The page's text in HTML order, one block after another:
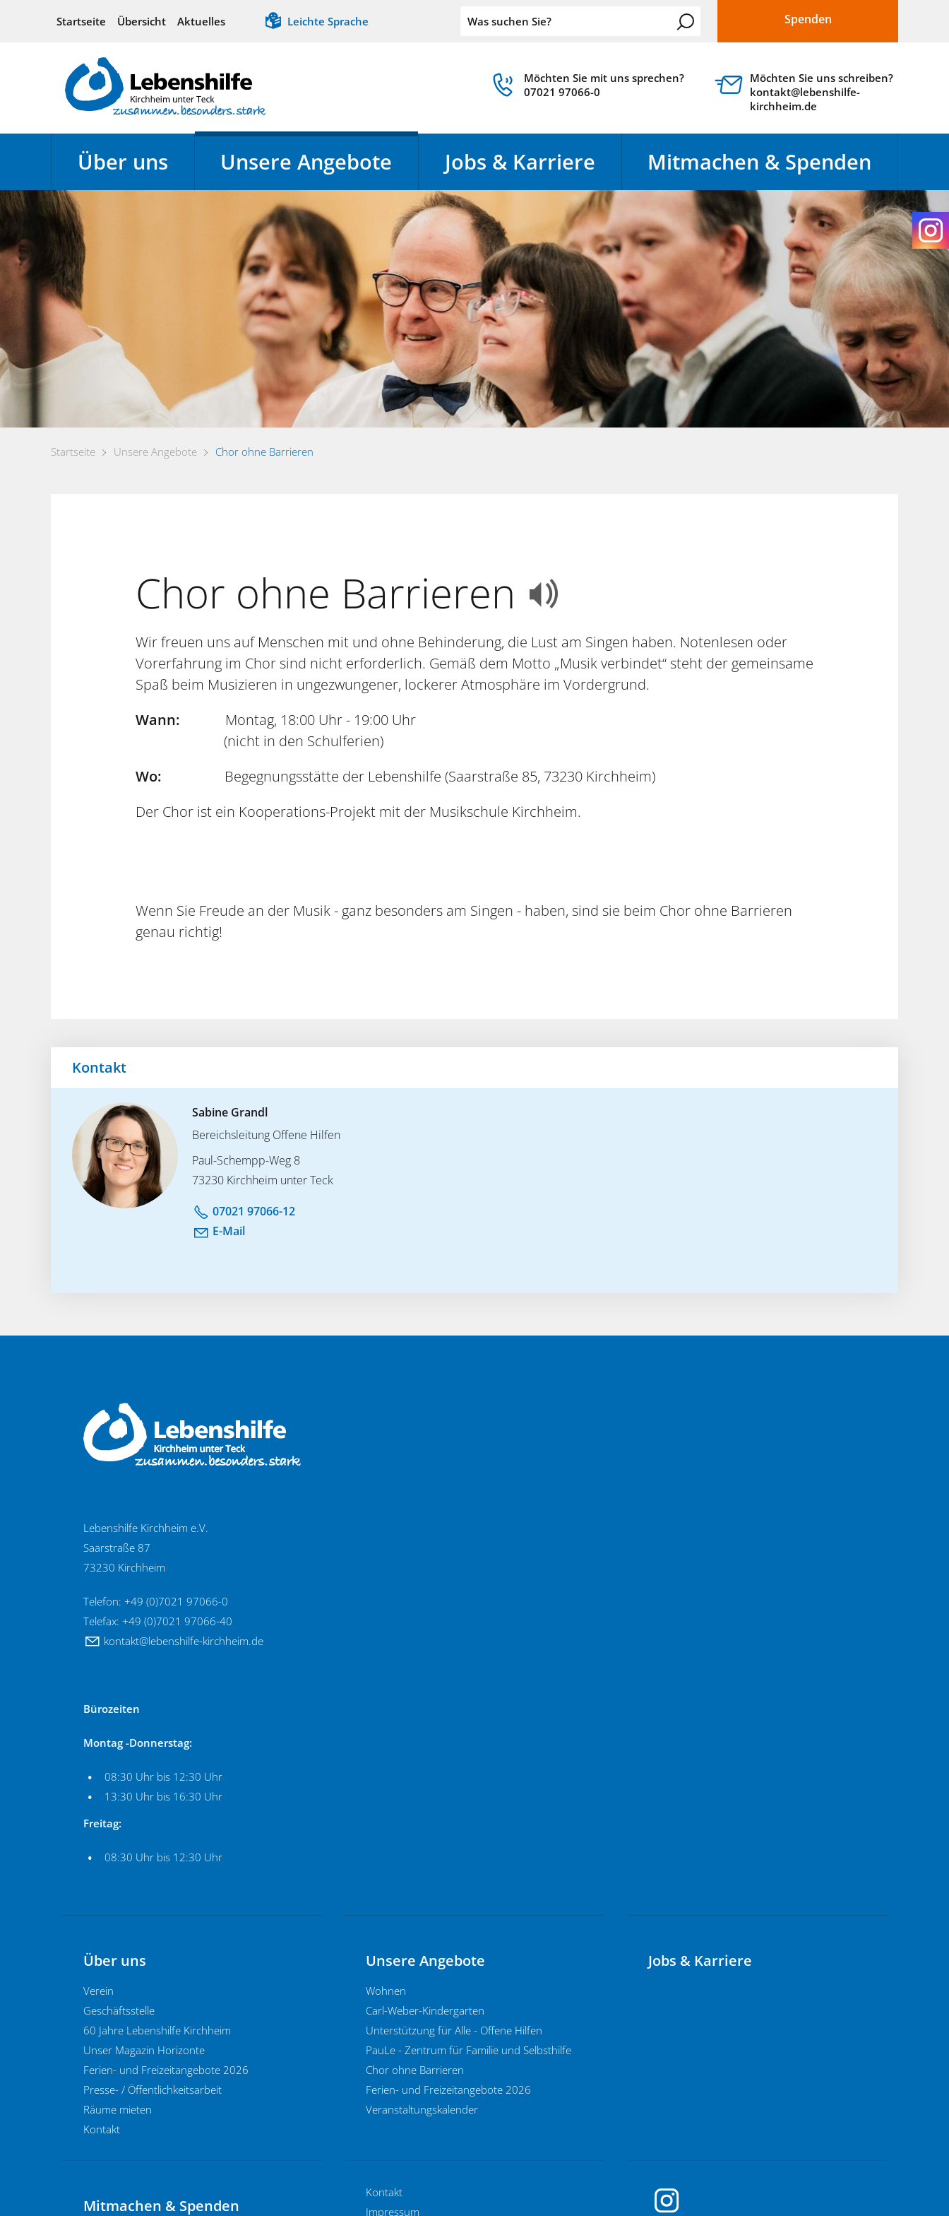
Spenden
Startseite Übersicht Aktuelles Leichte Sprache
Möchten Sie uns schreiben?
kontakt@lebenshilfe-
kirchheim.de
Möchten Sie mit uns sprechen?
07021 97066-0
Über uns Unsere Angebote Jobs & Karriere Mitmachen & Spenden
Startseite Unsere Angebote Chor ohne Barrieren
Chor ohne Barrieren
Wir freuen uns auf Menschen mit und ohne Behinderung, die Lust am Singen haben. Notenlesen oder
Vorerfahrung im Chor sind nicht erforderlich. Gemäß dem Motto „Musik verbindet“ steht der gemeinsame
Spaß beim Musizieren in ungezwungener, lockerer Atmosphäre im Vordergrund.
Wann:
Montag, 18:00 Uhr - 19:00 Uhr
(nicht in den Schulferien)
Wo: Begegnungsstätte der Lebenshilfe (Saarstraße 85, 73230 Kirchheim)
Der Chor ist ein Kooperations-Projekt mit der Musikschule Kirchheim.
Wenn Sie Freude an der Musik - ganz besonders am Singen - haben, sind sie beim Chor ohne Barrieren
genau richtig!
Kontakt
Sabine Grandl
Bereichsleitung Offene Hilfen
Paul-Schempp-Weg 8
73230 Kirchheim unter Teck
07021 97066-12
E-Mail
Lebenshilfe Kirchheim e.V.
Saarstraße 87
73230 Kirchheim
Telefon: +49 (0)7021 97066-0
Telefax: +49 (0)7021 97066-40
k nt kt l b nsh lf -k rchh m d
Bürozeiten
Montag -Donnerstag:
08:30 Uhr bis 12:30 Uhr
13:30 Uhr bis 16:30 Uhr
Freitag:
08:30 Uhr bis 12:30 Uhr
Über uns
Verein
Geschäftsstelle
60 Jahre Lebenshilfe Kirchheim
Unser Magazin Horizonte
Ferien- und Freizeitangebote 2026
Presse- / Öffentlichkeitsarbeit
Räume mieten
Kontakt
Unsere Angebote
Wohnen
Carl-Weber-Kindergarten
Unterstützung für Alle - Offene Hilfen
PauLe - Zentrum für Familie und Selbsthilfe
Chor ohne Barrieren
Ferien- und Freizeitangebote 2026
Veranstaltungskalender
Jobs & Karriere
Mitmachen & Spenden
Kontakt
Impressum